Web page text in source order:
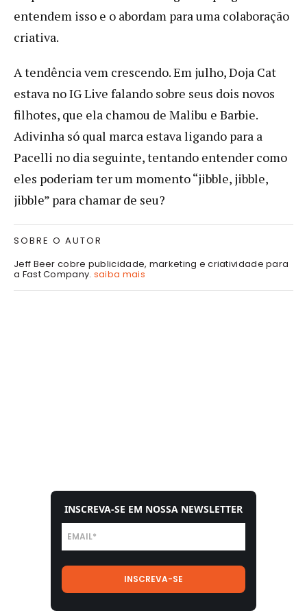
entendem isso e o abordam para uma colaboração
criativa.
A tendência vem crescendo. Em julho, Doja Cat
estava no IG Live falando sobre seus dois novos
filhotes, que ela chamou de Malibu e Barbie.
Adivinha só qual marca estava ligando para a
Pacelli no dia seguinte, tentando entender como
eles poderiam ter um momento “jibble, jibble,
jibble” para chamar de seu?
SOBRE O AUTOR
Jeff Beer cobre publicidade, marketing e criatividade para
a Fast Company. saiba mais
INSCREVA-SE EM NOSSA NEWSLETTER